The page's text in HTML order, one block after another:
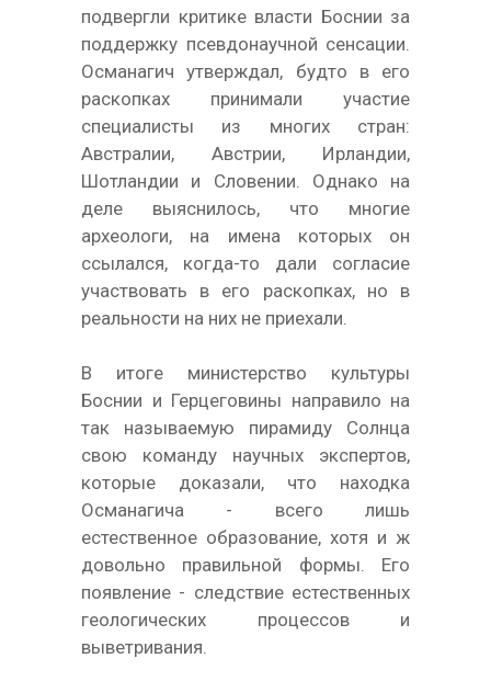
подвергли критике власти Боснии за
поддержку псевдонаучной сенсации.
Османагич утверждал, будто в его
раскопках принимали участие
специалисты из многих стран:
Австралии, Австрии, Ирландии,
Шотландии и Словении. Однако на
деле выяснилось, что многие
археологи, на имена которых он
ссылался, когда-то дали согласие
участвовать в его раскопках, но в
реальности на них не приехали.
В итоге министерство культуры
Боснии и Герцеговины направило на
так называемую пирамиду Солнца
свою команду научных экспертов,
которые доказали, что находка
Османагича - всего лишь
естественное образование, хотя и ж
довольно правильной формы. Его
появление - следствие естественных
геологических процессов и
выветривания.